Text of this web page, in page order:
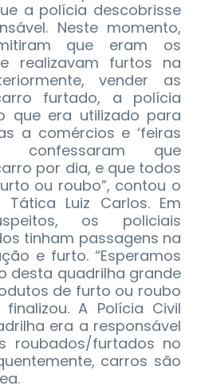
a polícia descobrisse
Neste momento,
que eram os
realizavam furtos na
vender as
furtado, a polícia
que era utilizado para
a comércios e ‘feiras
confessaram que
por dia, e que todos
ou roubo”, contou o
Luiz Carlos. Em
os policiais
tinham passagens na
e furto. “Esperamos
desta quadrilha grande
de furto ou roubo
finalizou. A Polícia Civil
era a responsável
roubados/furtados no
carros são